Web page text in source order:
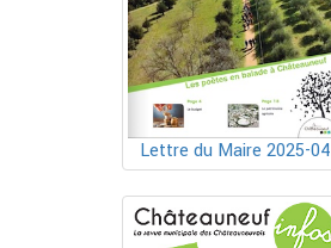
Lettre du Maire 2025-04